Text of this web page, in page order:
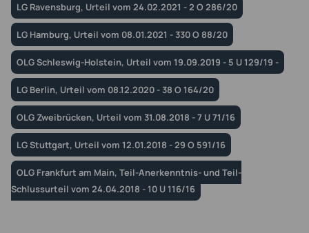
LG Ravensburg, Urteil vom 24.02.2021 - 2 O 286/20
LG Hamburg, Urteil vom 08.01.2021 - 330 O 88/20
OLG Schleswig-Holstein, Urteil vom 19.09.2019 - 5 U 129/19 -
LG Berlin, Urteil vom 08.12.2020 - 38 O 164/20
OLG Zweibrücken, Urteil vom 31.08.2018 - 7 U 71/16
LG Stuttgart, Urteil vom 12.01.2018 - 29 O 591/16
OLG Frankfurt am Main, Teil-Anerkenntnis- und Teil-
Schlussurteil vom 24.04.2018 - 10 U 116/16